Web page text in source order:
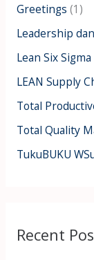
:Greetings (1)
Leadership
Lean Six Sigma
LEAN Supply
Total
Total Quality
TukuBUKU
Recent